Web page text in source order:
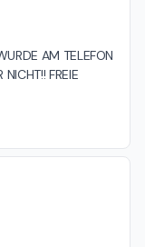
AM TELEFON
FREIE